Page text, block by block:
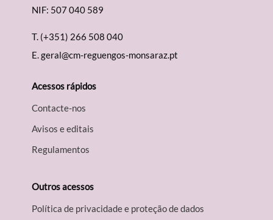
NIF: 507 040 589
T. (+351) 266 508 040
E.geral@cm-reguengos-monsaraz.pt
Acessos rápidos
Contacte-nos
Avisos e editais
Regulamentos
Outros acessos
Política de privacidade e proteção de dados